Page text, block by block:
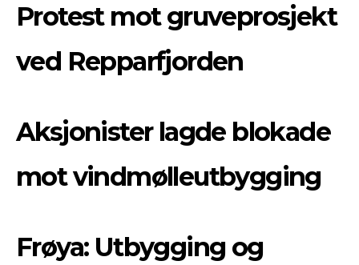
Protest mot gruveprosjekt
ved Repparfjorden
Aksjonister lagde blokade
mot vindmølleutbygging
Frøya: Utbygging og